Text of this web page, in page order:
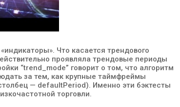
Что касается трендового
проявляла трендовые периоды
“trend_mode” говорит о том, что алгоритм
за тем, как крупные таймфреймы
— defaultPeriod). Именно эти бэктесты
торговли.